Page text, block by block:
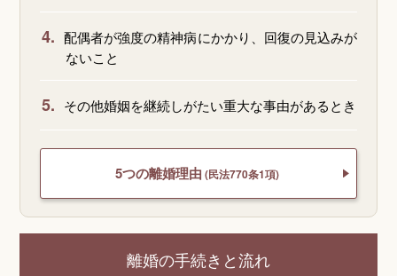
4. 配偶者が強度の精神病にかかり、回復の見込みが
ないこと
5. その他婚姻を継続しがたい重大な事由があるとき
5つの離婚理由 (民法770条1項)
離婚の手続きと流れ